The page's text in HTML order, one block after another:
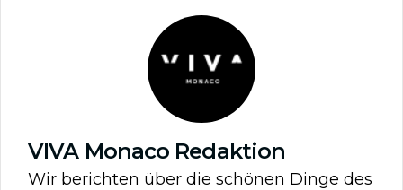
VIVA Monaco Redaktion
Wir berichten über die schönen Dinge des